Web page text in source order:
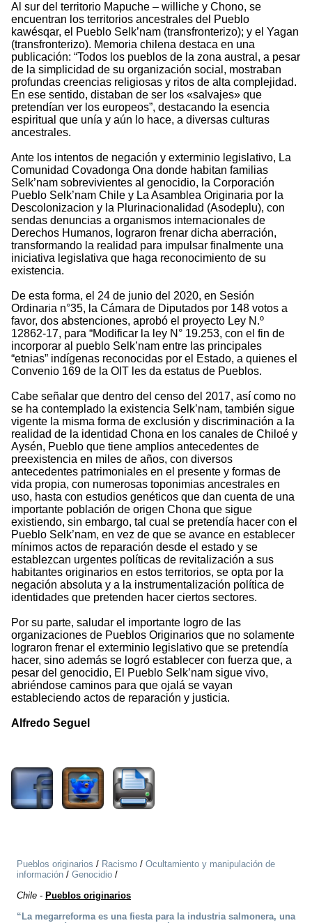
Al sur del territorio Mapuche – williche y Chono, se
encuentran los territorios ancestrales del Pueblo
kawésqar, el Pueblo Selk’nam (transfronterizo); y el Yagan
(transfronterizo). Memoria chilena destaca en una
publicación: “Todos los pueblos de la zona austral, a pesar
de la simplicidad de su organización social, mostraban
profundas creencias religiosas y ritos de alta complejidad.
En ese sentido, distaban de ser los «salvajes» que
pretendían ver los europeos”, destacando la esencia
espiritual que unía y aún lo hace, a diversas culturas
ancestrales.
Ante los intentos de negación y exterminio legislativo, La
Comunidad Covadonga Ona donde habitan familias
Selk’nam sobrevivientes al genocidio, la Corporación
Pueblo Selk’nam Chile y La Asamblea Originaria por la
Descolonizacion y la Plurinacionalidad (Asodeplu), con
sendas denuncias a organismos internacionales de
Derechos Humanos, lograron frenar dicha aberración,
transformando la realidad para impulsar finalmente una
iniciativa legislativa que haga reconocimiento de su
existencia.
De esta forma, el 24 de junio del 2020, en Sesión
Ordinaria n°35, la Cámara de Diputados por 148 votos a
favor, dos abstenciones, aprobó el proyecto Ley N.º
12862-17, para “Modificar la ley N° 19.253, con el fin de
incorporar al pueblo Selk’nam entre las principales
“etnias” indígenas reconocidas por el Estado, a quienes el
Convenio 169 de la OIT les da estatus de Pueblos.
Cabe señalar que dentro del censo del 2017, así como no
se ha contemplado la existencia Selk’nam, también sigue
vigente la misma forma de exclusión y discriminación a la
realidad de la identidad Chona en los canales de Chiloé y
Aysén, Pueblo que tiene amplios antecedentes de
preexistencia en miles de años, con diversos
antecedentes patrimoniales en el presente y formas de
vida propia, con numerosas toponimias ancestrales en
uso, hasta con estudios genéticos que dan cuenta de una
importante población de origen Chona que sigue
existiendo, sin embargo, tal cual se pretendía hacer con el
Pueblo Selk’nam, en vez de que se avance en establecer
mínimos actos de reparación desde el estado y se
establezcan urgentes políticas de revitalización a sus
habitantes originarios en estos territorios, se opta por la
negación absoluta y a la instrumentalización política de
identidades que pretenden hacer ciertos sectores.
Por su parte, saludar el importante logro de las
organizaciones de Pueblos Originarios que no solamente
lograron frenar el exterminio legislativo que se pretendía
hacer, sino además se logró establecer con fuerza que, a
pesar del genocidio, El Pueblo Selk’nam sigue vivo,
abriéndose caminos para que ojalá se vayan
estableciendo actos de reparación y justicia.
Alfredo Seguel
Pueblos originarios / Racismo / Ocultamiento y manipulación de
información / Genocidio /
Chile - Pueblos originarios
“La megarreforma es una fiesta para la industria salmonera, una